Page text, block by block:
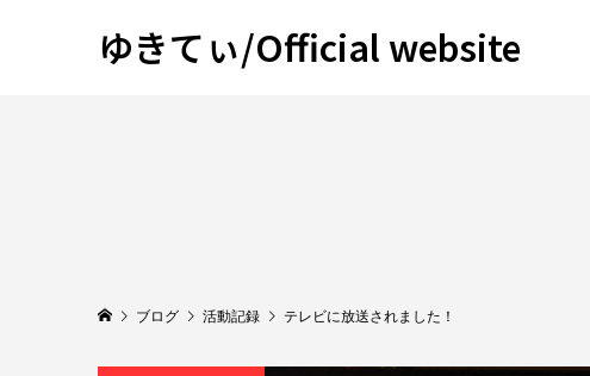
ゆきてぃ/Official website
ブログ 活動記録 テレビに放送されました！